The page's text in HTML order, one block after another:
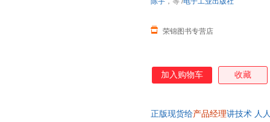
荣锦图书专营店
加入购物车 收藏
正版现货给产品经理讲技术 人